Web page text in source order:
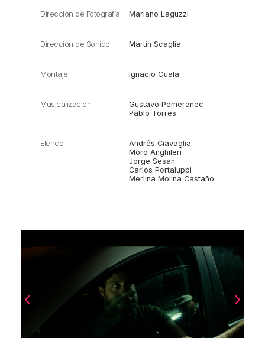
Dirección de Fotografía Mariano Laguzzi
Dirección de Sonido Martin Scaglia
Montaje Ignacio Guala
Musicalización
Gustavo Pomeranec
Pablo Torres
Elenco
Andrés Ciavaglia
Moro Anghileri
Jorge Sesan
Carlos Portaluppi
Merlina Molina Castaño